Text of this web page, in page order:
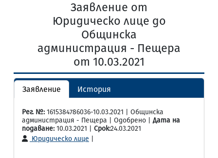
Заявление от
Юридическо лице до
Общинска
администрация - Пещера
от 10.03.2021
Заявление История
Рег. №: 1615384786036-10.03.2021 | Общинска
администрация - Пещера | Одобрено | Дата на
подаване: 10.03.2021 | Срок:24.03.2021
Юридическо лице